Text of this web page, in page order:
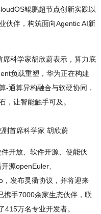
鲲鹏超节点创新实践以
伙伴，构筑面向Agentic AI新
科学家胡欣蔚表示，算力底
负载重塑，华为正在构建
-通算异构融合与软硬协同，
，让智能触手可及。
首席科学家 胡欣蔚
开放、软件开源、使能伙
源openEuler、
发布灵衢协议，并将迎来
携手7000余家生态伙伴，联
万名专业开发者。